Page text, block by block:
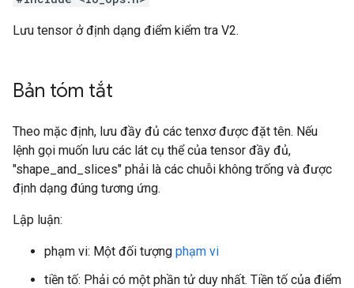
Lưu tensor ở định dạng điểm kiểm tra V2.
Bản tóm tắt
Theo mặc định, lưu đầy đủ các tenxơ được đặt tên. Nếu
lệnh gọi muốn lưu các lát cụ thể của tensor đầy đủ,
"shape_and_slices" phải là các chuỗi không trống và được
định dạng đúng tương ứng.
Lập luận:
phạm vi: Một đối tượng phạm vi
tiền tố: Phải có một phần tử duy nhất. Tiền tố của điểm